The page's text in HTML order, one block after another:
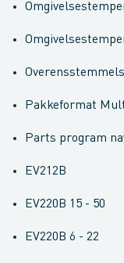
Pakkeformat
Parts program
EV212B
EV220B 15 - 50
EV220B 6 - 22